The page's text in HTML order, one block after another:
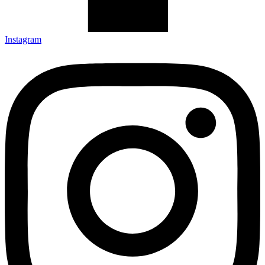
Instagram